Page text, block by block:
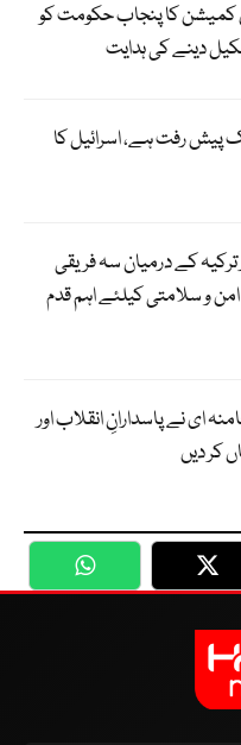
کمیشن کا پنجاب حکومت کو
دینے کی ہدایت
پیش رفت ہے، اسرائیل کا
کے درمیان سہ فریقی
و سلامتی کیلئے اہم قدم
ای نے پاسدارانِ انقلاب اور
کر دیں
WhatsApp